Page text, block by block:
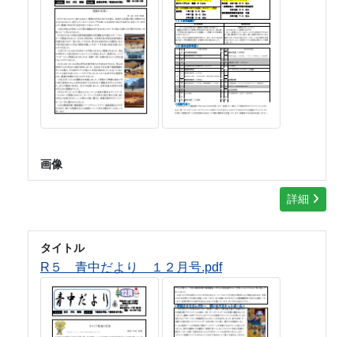
画像
詳細
タイトル
R５ 青中だより １２月号.pdf